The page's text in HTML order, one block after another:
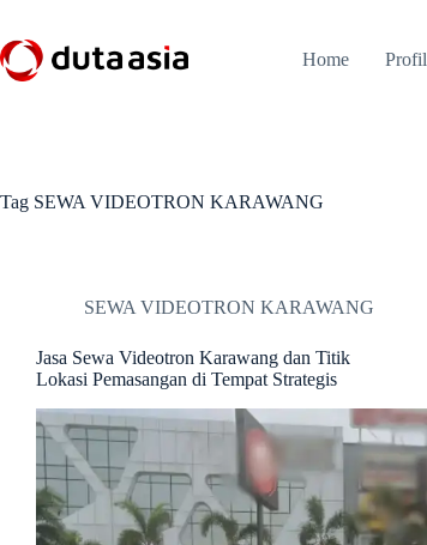
content
Home Profil
Tag SEWA VIDEOTRON KARAWANG
SEWA VIDEOTRON KARAWANG
Jasa Sewa Videotron Karawang dan Titik
Lokasi Pemasangan di Tempat Strategis